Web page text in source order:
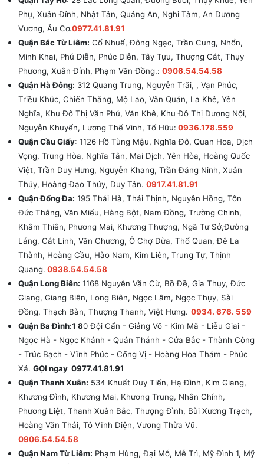
Phụ, Xuân Đỉnh, Nhật Tân, Quảng An, Nghi Tàm, An Dương
Vương, Âu Cơ.0977.41.81.91
Quận Bắc Từ Liêm: Cổ Nhuế, Đông Ngạc, Trần Cung, Nhổn,
Minh Khai, Phú Diễn, Phúc Diễn, Tây Tựu, Thượng Cát, Thụy
Phương, Xuân Đỉnh, Phạm Văn Đồng.: 0906.54.54.58
Quận Hà Đông: 312 Quang Trung, Nguyễn Trãi, , Vạn Phúc,
Triều Khúc, Chiến Thắng, Mộ Lao, Văn Quán, La Khê, Yên
Nghĩa, Khu Đô Thị Văn Phú, Văn Khê, Khu Đô Thị Dương Nội,
Nguyễn Khuyến, Lương Thế Vinh, Tố Hữu: 0936.178.559
Quận Cầu Giấy: 1126 Hồ Tùng Mậu, Nghĩa Đô, Quan Hoa, Dịch
Vọng, Trung Hòa, Nghĩa Tân, Mai Dịch, Yên Hòa, Hoàng Quốc
Việt, Trần Duy Hưng, Nguyễn Khang, Trần Đăng Ninh, Xuân
Thủy, Hoàng Đạo Thúy, Duy Tân. 0917.41.81.91
Quận Đống Đa: 195 Thái Hà, Thái Thịnh, Nguyên Hồng, Tôn
Đức Thắng, Văn Miếu, Hàng Bột, Nam Đồng, Trường Chinh,
Khâm Thiên, Phương Mai, Khương Thượng, Ngã Tư Sở,Đường
Láng, Cát Linh, Văn Chương, Ô Chợ Dừa, Thổ Quan, Đê La
Thành, Hoàng Cầu, Hào Nam, Kim Liên, Trung Tự, Thịnh
Quang. 0938.54.54.58
Quận Long Biên: 1168 Nguyễn Văn Cừ, Bồ Đề, Gia Thụy, Đức
Giang, Giang Biên, Long Biên, Ngọc Lâm, Ngọc Thụy, Sài
Đồng, Thạch Bàn, Thượng Thanh, Việt Hưng. 0934. 676. 559
Quận Ba Đình:1 80 Đội Cấn - Giảng Võ - Kim Mã - Liễu Giai -
Ngọc Hà - Ngọc Khánh - Quán Thánh - Cửa Bắc - Thành Công
- Trúc Bạch - Vĩnh Phúc - Cống Vị - Hoàng Hoa Thám - Phúc
Xá. GỌI ngay 0977.41.81.91
Quận Thanh Xuân: 534 Khuất Duy Tiến, Hạ Đình, Kim Giang,
Khương Đình, Khương Mai, Khương Trung, Nhân Chính,
Phương Liệt, Thanh Xuân Bắc, Thượng Đình, Bùi Xương Trạch,
Hoàng Văn Thái, Tô Vĩnh Diện, Vương Thừa Vũ.
0906.54.54.58
Quận Nam Từ Liêm: Phạm Hùng, Đại Mỗ, Mễ Trì, Mỹ Đình 1, Mỹ